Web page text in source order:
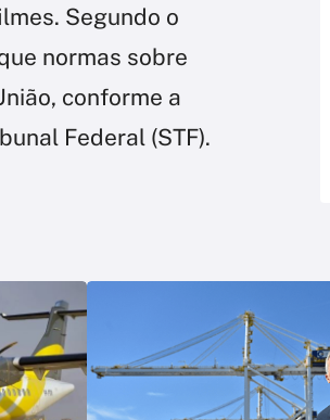
Segundo o
normas sobre
conforme a
Federal (STF).